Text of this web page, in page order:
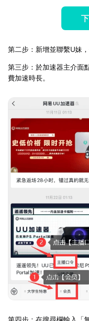
第二步：新增並聯繫U妹
第三步：於加速器主介面
費加速時長。
第四步：在搜尋欄輸入「